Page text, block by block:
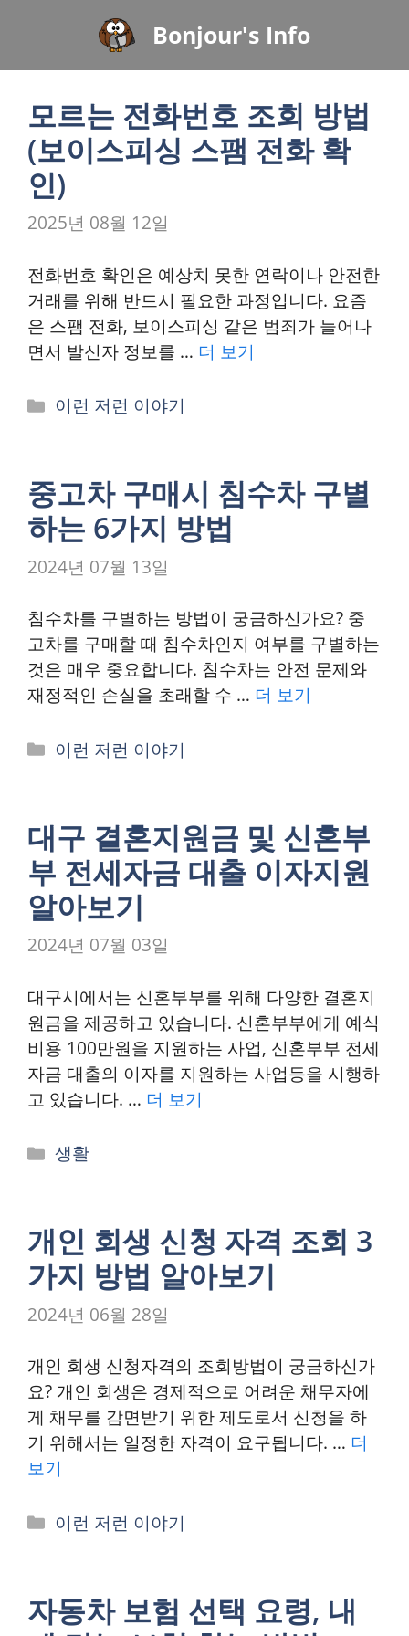
Bonjour's Info
모르는 전화번호 조회 방법
(보이스피싱 스팸 전화 확
인)
2025년 08월 12일
전화번호 확인은 예상치 못한 연락이나 안전한
거래를 위해 반드시 필요한 과정입니다. 요즘
은 스팸 전화, 보이스피싱 같은 범죄가 늘어나
면서 발신자 정보를 … 더 보기
카
리
이런 저런 이야기
중고차 구매시 침수차 구별
하는 6가지 방법
2024년 07월 13일
침수차를 구별하는 방법이 궁금하신가요? 중
고차를 구매할 때 침수차인지 여부를 구별하는
것은 매우 중요합니다. 침수차는 안전 문제와
재정적인 손실을 초래할 수 … 더 보기
카
리
이런 저런 이야기
대구 결혼지원금 및 신혼부
부 전세자금 대출 이자지원
알아보기
2024년 07월 03일
대구시에서는 신혼부부를 위해 다양한 결혼지
원금을 제공하고 있습니다. 신혼부부에게 예식
비용 100만원을 지원하는 사업, 신혼부부 전세
자금 대출의 이자를 지원하는 사업등을 시행하
고 있습니다. … 더 보기
카
리
생활
개인 회생 신청 자격 조회 3
가지 방법 알아보기
2024년 06월 28일
개인 회생 신청자격의 조회방법이 궁금하신가
요? 개인 회생은 경제적으로 어려운 채무자에
게 채무를 감면받기 위한 제도로서 신청을 하
기 위해서는 일정한 자격이 요구됩니다. … 더
보기
카
리
이런 저런 이야기
자동차 보험 선택 요령, 내